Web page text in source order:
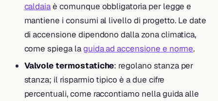
caldaiaè comunque obbligatoria per legge e
mantiene i consumi al livello di progetto. Le date
di accensione dipendono dalla zona climatica,
come spiega laguida ad accensione e norme.
Valvole termostatiche: regolano stanza per
stanza; il risparmio tipico è a due cifre
percentuali, come raccontiamo nella guida alle